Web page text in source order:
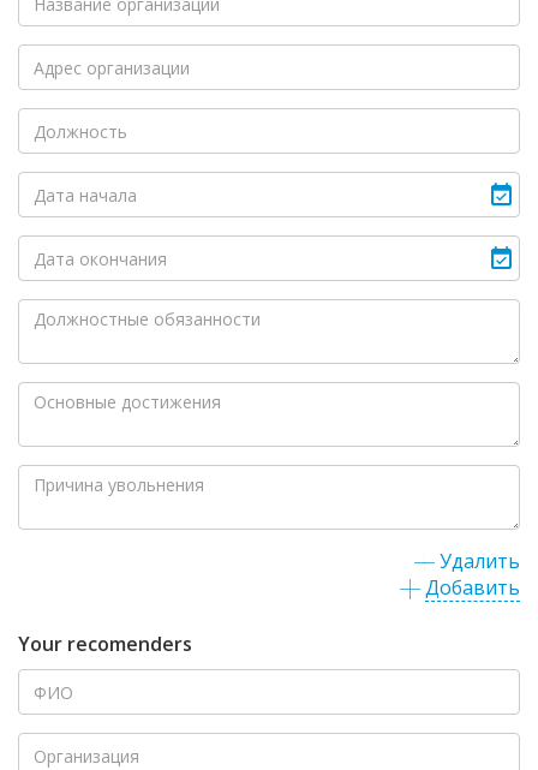
Удалить
Добавить
Your recomenders